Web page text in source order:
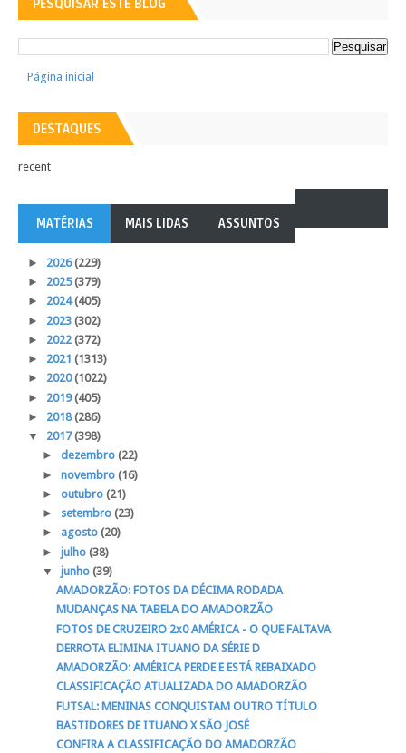
PESQUISAR ESTE BLOG
Página inicial
DESTAQUES
recent
MATÉRIAS MAIS LIDAS ASSUNTOS
► 2026(229)
► 2025(379)
► 2024(405)
► 2023 (302)
► 2022(372)
► 2021 (1313)
► 2020(1022)
► 2019(405)
► 2018(286)
▼ 2017(398)
► dezembro (22)
► novembro (16)
► outubro (21)
► setembro (23)
► agosto (20)
► julho (38)
▼ junho (39)
AMADORZÃO: FOTOS DA DÉCIMA RODADA
MUDANÇAS NA TABELA DO AMADORZÃO
FOTOS DE CRUZEIRO 2x0 AMÉRICA - O QUE FALTAVA
DERROTA ELIMINA ITUANO DA SÉRIE D
AMADORZÃO: AMÉRICA PERDE E ESTÁ REBAIXADO
CLASSIFICAÇÃO ATUALIZADA DO AMADORZÃO
FUTSAL: MENINAS CONQUISTAM OUTRO TÍTULO
BASTIDORES DE ITUANO X SÃO JOSÉ
CONFIRA A CLASSIFICAÇÃO DO AMADORZÃO